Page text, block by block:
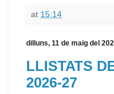
at 15:14
dilluns, 11 de maig del
LLISTATS
2026-27